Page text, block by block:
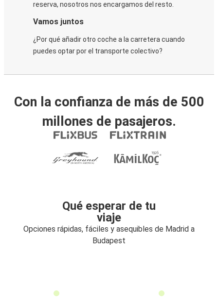
reserva, nosotros nos encargamos del resto.
Vamos juntos
¿Por qué añadir otro coche a la carretera cuando
puedes optar por el transporte colectivo?
Con la confianza de más de 500
millones de pasajeros.
Qué esperar de tu
viaje
Opciones rápidas, fáciles y asequibles de Madrid a
Budapest